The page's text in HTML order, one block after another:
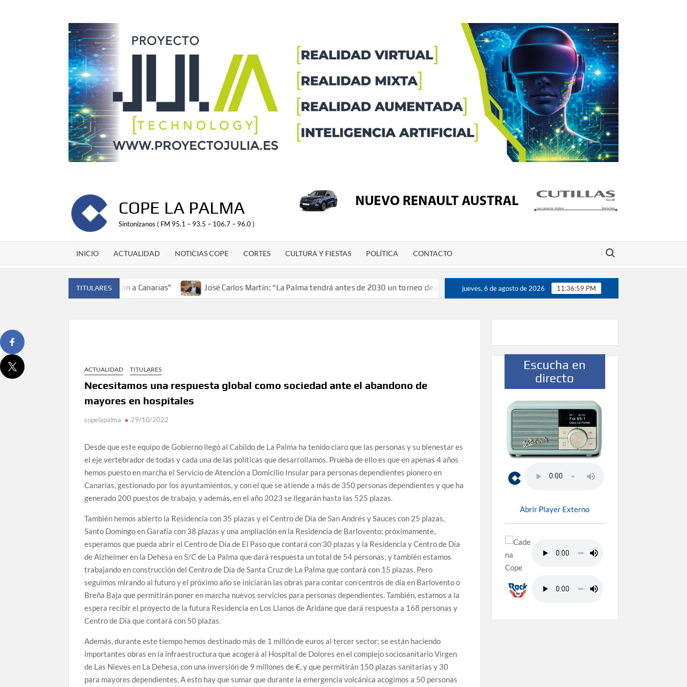
COPE LA PALMA
Sintonízanos ( FM 95.1 – 93.5 – 106.7 – 96.0 )
INICIO ACTUALIDAD NOTICIAS COPE CORTES CULTURA Y FIESTAS POLÍTICA CONTACTO
Buscar:
TITULARES
España y traer el cinturón a Canarias” José Carlos Martín: “La Palma tendrá antes de 2030 un torneo de ajedrez con 200 jugadores” Víctor González destaca el papel del deporte
jueves, 6 de agosto de 2026 11:37:00 PM
ACTUALIDAD TITULARES
Necesitamos una respuesta global como sociedad ante el abandono de
mayores en hospitales
copelapalma 29/10/2022
Desde que este equipo de Gobierno llegó al Cabildo de La Palma ha tenido claro que las personas y su bienestar es
el eje vertebrador de todas y cada una de las políticas que desarrollamos. Prueba de ello es que en apenas 4 años
hemos puesto en marcha el Servicio de Atención a Domicilio Insular para personas dependientes pionero en
Canarias, gestionado por los ayuntamientos, y con el que se atiende a más de 350 personas dependientes y que ha
generado 200 puestos de trabajo, y además, en el año 2023 se llegarán hasta las 525 plazas.
También hemos abierto la Residencia con 35 plazas y el Centro de Día de San Andrés y Sauces con 25 plazas,
Santo Domingo en Garafía con 38 plazas y una ampliación en la Residencia de Barlovento; próximamente,
esperamos que pueda abrir el Centro de Día de El Paso que contará con 30 plazas y la Residencia y Centro de Día
de Alzheimer en la Dehesa en S/C de La Palma que dará respuesta un total de 54 personas; y también estamos
trabajando en construcción del Centro de Día de Santa Cruz de La Palma que contará con 15 plazas. Pero
seguimos mirando al futuro y el próximo año se iniciarán las obras para contar con centros de día en Barlovento o
Breña Baja que permitirán poner en marcha nuevos servicios para personas dependientes. También, estamos a la
espera recibir el proyecto de la futura Residencia en Los Llanos de Aridane que dará respuesta a 168 personas y
Centro de Día que contará con 50 plazas.
Además, durante este tiempo hemos destinado más de 1 millón de euros al tercer sector; se están haciendo
importantes obras en la infraestructura que acogerá al Hospital de Dolores en el complejo sociosanitario Virgen
de Las Nieves en La Dehesa, con una inversión de 9 millones de €, y que permitirán 150 plazas sanitarias y 30
para mayores dependientes. A esto hay que sumar que durante la emergencia volcánica acogimos a 50 personas
Escucha en
directo
Abrir Player Externo